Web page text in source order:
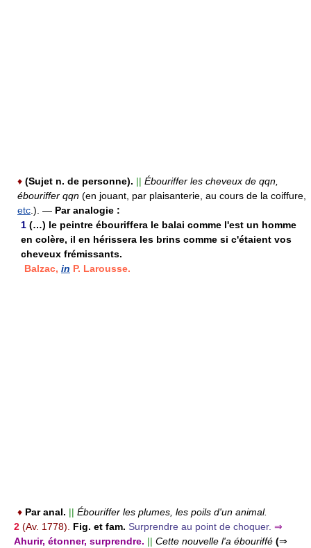
♦ (Sujet n. de personne). || Ébouriffer les cheveux de qqn,
ébouriffer qqn (en jouant, par plaisanterie, au cours de la coiffure,
etc.). — Par analogie :
1 (…) le peintre ébouriffera le balai comme l'est un homme
en colère, il en hérissera les brins comme si c'étaient vos
cheveux frémissants.
Balzac, in P. Larousse.
♦ Par anal. || Ébouriffer les plumes, les poils d'un animal.
2 (Av. 1778). Fig. et fam. Surprendre au point de choquer. ⇒
Ahurir, étonner, surprendre. || Cette nouvelle l'a ébouriffé (⇒